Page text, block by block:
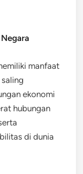
manfaat
ekonomi
hubungan
di dunia